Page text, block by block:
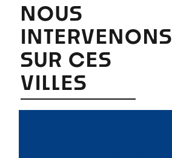
NOUS
INTERVENONS
SUR CES
VILLES